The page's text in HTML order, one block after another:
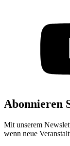
Abonnieren
Mit unserem
wenn neue